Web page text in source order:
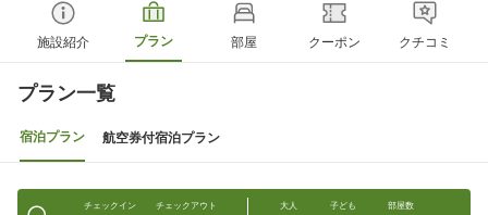
施設紹介 プラン 部屋 クーポン クチコミ
プラン一覧
宿泊プラン 航空券付宿泊プラン
チェックイン チェックアウト 大人 子ども 部屋数